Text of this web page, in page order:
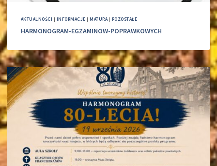
AKTUALNOŚCI | INFORMACJE |MATURA| POZOSTAŁE
HARMONOGRAM-EGZAMINOW-POPRAWKOWYCH